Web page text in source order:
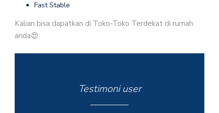
Fast Stable
Kalian bisa dapatkan di Toko-Toko Terdekat di rumah
anda😍
Testimoni user